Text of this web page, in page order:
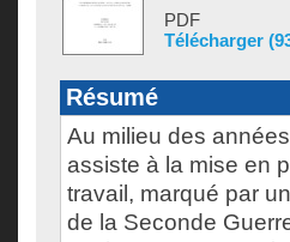
PDF
Télécharger
Résumé
Au milieu des
assiste à la mise en
travail, marqué par
de la Seconde